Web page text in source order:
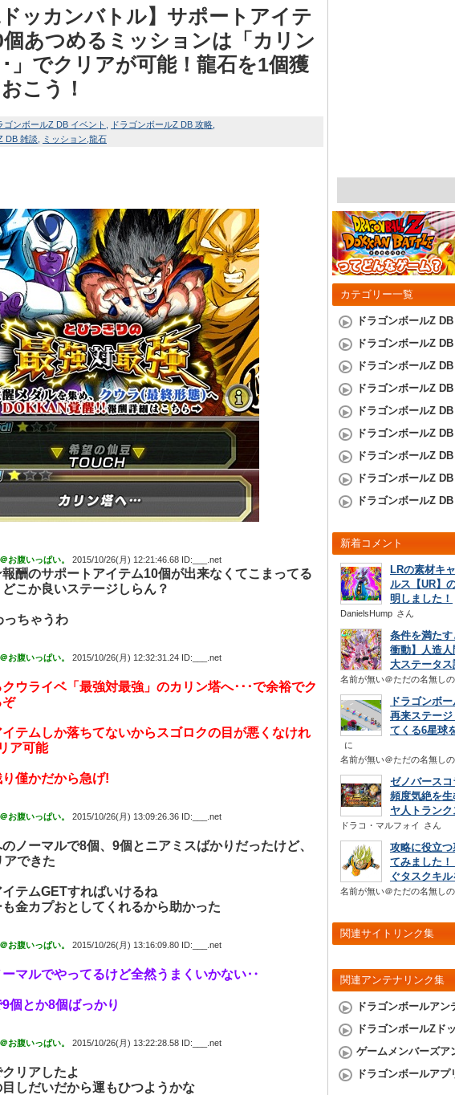
16号【UR】LV最大ステータスまとめ！【DBZドッカンバトル】【新たに得た好機】人造人間16号
ドッカンバトル】サポートアイテ
あつめるミッションは「カリン
」でクリアが可能！龍石を1個獲
こう！
ゴンボールZ DB イベント
ドラゴンボールZ DB 攻略
DB 雑談
ミッション 龍石
お腹いっぱい。 2015/10/26(月) 12:21:46.68 ID:___.net
報酬のサポートアイテム10個が出来なくてこまってる
こか良いステージしらん？
っちゃうわ
お腹いっぱい。 2015/10/26(月) 12:32:31.24 ID:___.net
ウライベ「最強対最強」のカリン塔へ･･･で余裕でク
ぞ
テムしか落ちてないからスゴロクの目が悪くなけれ
ア可能
僅かだから急げ!
お腹いっぱい。 2015/10/26(月) 13:09:26.36 ID:___.net
ノーマルで8個、9個とニアミスばかりだったけど、
アできた
イテムGETすればいけるね
金カプおとしてくれるから助かった
お腹いっぱい。 2015/10/26(月) 13:16:09.80 ID:___.net
ーマルでやってるけど全然うまくいかない‥
個とか8個ばっかり
お腹いっぱい。 2015/10/26(月) 13:22:28.58 ID:___.net
リアしたよ
目しだいだから運もひつようかな
カテゴリー一覧
ドラゴンボールZ
ドラゴンボールZ
ドラゴンボールZ
ドラゴンボールZ
ドラゴンボールZ
ドラゴンボールZ
ドラゴンボールZ
ドラゴンボールZ
ドラゴンボールZ
新着コメント
LRの素材キ
ルス【UR】
明しました！
DanielsHump さん
条件を満た
衝動】人造
大ステータス
名前が無い＠ただの名無し
ドラゴンボ
再来ステー
てくる6星球
名前が無い＠ただの名無し
ゼノバース
頻度気絶を
ヤ人トランク
ドラコ・マルフォイ さん
攻略に役立
てみました
ぐタスクキ
名前が無い＠ただの名無し
関連サイトリンク集
関連アンテナリンク集
ドラゴンボールアン
ドラゴンボールZド
ゲームメンバーズア
ドラゴンボールアプ